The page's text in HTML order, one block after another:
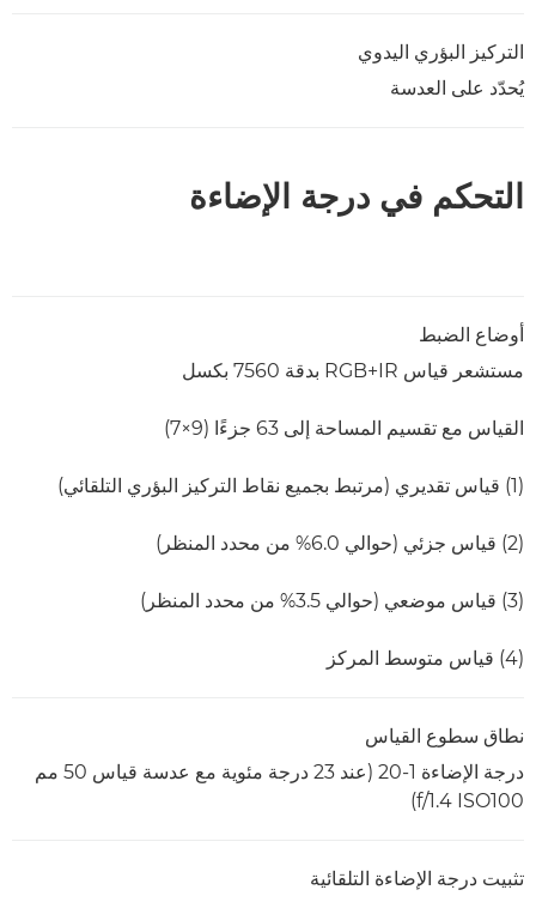
التركيز البؤري اليدوي
يُحدّد على العدسة
التحكم في درجة الإضاءة
أوضاع الضبط
مستشعر قياس RGB+IR بدقة 7560 بكسل
القياس مع تقسيم المساحة إلى 63 جزءًا (9×7)
(1) قياس تقديري (مرتبط بجميع نقاط التركيز البؤري التلقائي)
‏(2) قياس جزئي (حوالي 6.0% من محدد المنظر)
‏(3) قياس موضعي (حوالي 3.5% من محدد المنظر)
(4) قياس متوسط المركز
نطاق سطوع القياس
درجة الإضاءة 1-20 (عند 23 درجة مئوية مع عدسة قياس 50 مم
f/1.4 ISO100‏)
تثبيت درجة الإضاءة التلقائية